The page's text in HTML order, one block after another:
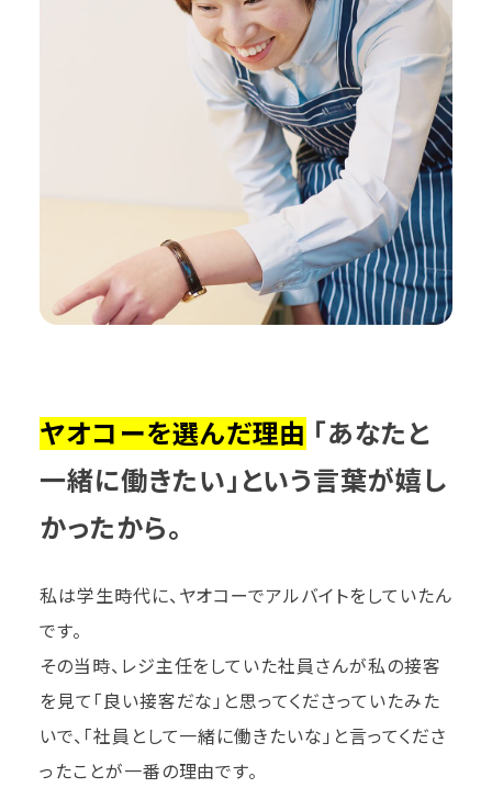
ヤオコーを選んだ理由 「あなたと
一緒に働きたい」という言葉が嬉し
かったから。
私は学生時代に、ヤオコーでアルバイトをしていたん
です。
その当時、レジ主任をしていた社員さんが私の接客
を見て「良い接客だな」と思ってくださっていたみた
いで、「社員として一緒に働きたいな」と言ってくださ
ったことが一番の理由です。